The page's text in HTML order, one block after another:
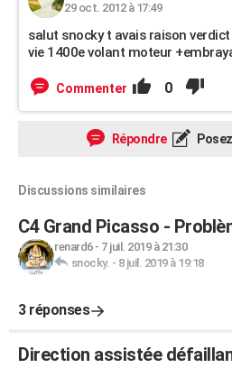
29 oct. 2012 à 17:49
salut snocky t avais raison
vie 1400e volant moteur
Commenter 0
Répondre
Discussions similaires
C4 Grand Picasso -
renard6- 7 juil. 2019 à 21:30
snocky. - 8 juil. 2019 à 19:18
3 réponses
Direction assistée